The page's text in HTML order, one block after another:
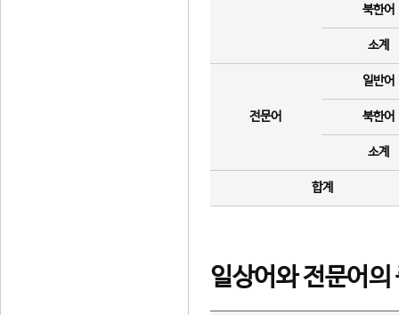
북한어
소계
전문어
일반어
북한어
소계
합계
일상어와 전문어의